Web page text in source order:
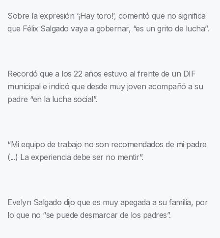
Sobre la expresión ‘¡Hay toro!’, comentó que no significa
que Félix Salgado vaya a gobernar, “es un grito de lucha”.
Recordó que a los 22 años estuvo al frente de un DIF
municipal e indicó que desde muy joven acompañó a su
padre “en la lucha social”.
“Mi equipo de trabajo no son recomendados de mi padre
(...) La experiencia debe ser no mentir”.
Evelyn Salgado dijo que es muy apegada a su familia, por
lo que no “se puede desmarcar de los padres”.